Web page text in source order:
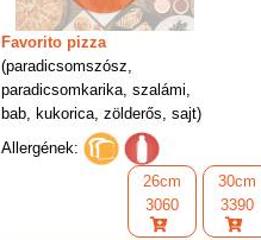
Favorito pizza
(paradicsomszósz,
paradicsomkarika, szalámi,
bab, kukorica, zölderős, sajt)
Allergének:
26cm
3060
30cm
3390